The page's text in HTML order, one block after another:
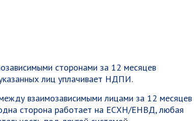
сторонами за 12 месяцев
лиц уплачивает НДПИ.
взаимозависимыми лицами за 12 месяцев
сторона работает на ЕСХН/ЕНВД, любая